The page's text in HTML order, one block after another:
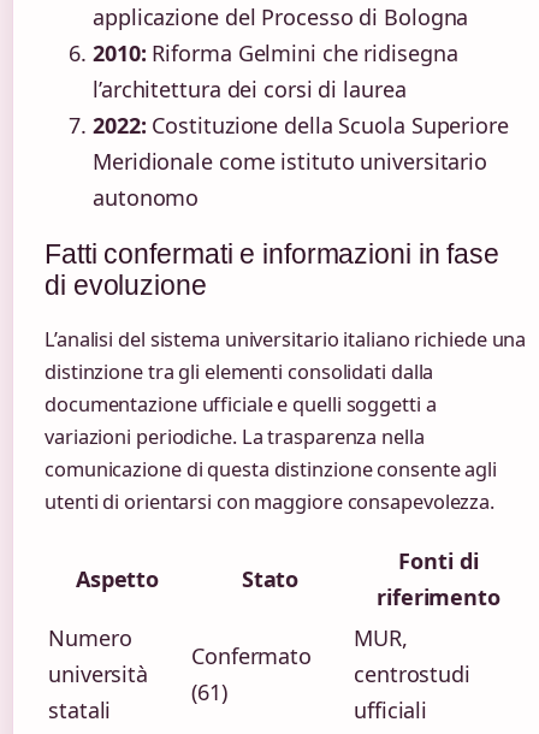
applicazione del Processo di Bologna
2010: Riforma Gelmini che ridisegna
l’architettura dei corsi di laurea
2022: Costituzione della Scuola Superiore
Meridionale come istituto universitario
autonomo
Fatti confermati e informazioni in fase
di evoluzione
L’analisi del sistema universitario italiano richiede una
distinzione tra gli elementi consolidati dalla
documentazione ufficiale e quelli soggetti a
variazioni periodiche. La trasparenza nella
comunicazione di questa distinzione consente agli
utenti di orientarsi con maggiore consapevolezza.
Aspetto Stato
Fonti di
riferimento
Numero
università
statali
Confermato
(61)
MUR,
centrostudi
ufficiali